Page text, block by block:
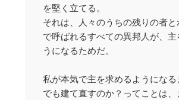
を堅く立てる。
それは、人々のうちの残りの者と
で呼ばれるすべての異邦人が、主
うになるためだ。
私が本気で主を求めるようにな
でも建て直すのか？ってことは